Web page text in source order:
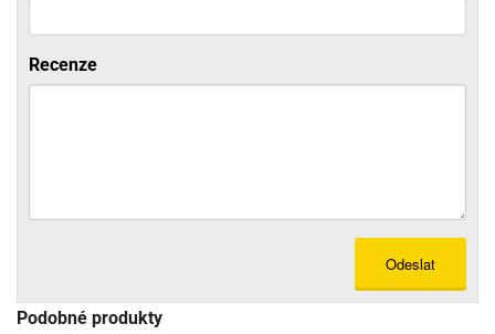
Recenze
Odeslat
Podobné produkty